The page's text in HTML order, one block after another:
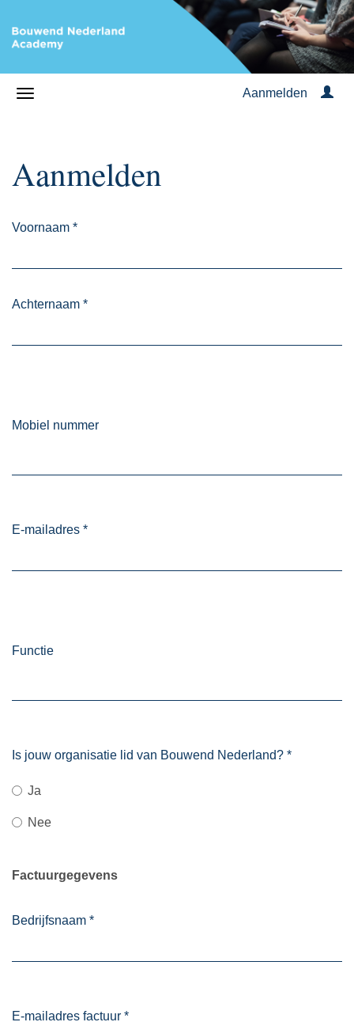
Aanmelden
Aanmelden
Voornaam *
Achternaam *
Mobiel nummer
E-mailadres *
Functie
Is jouw organisatie lid van Bouwend Nederland? *
Ja
Nee
Factuurgegevens
Bedrijfsnaam *
E-mailadres factuur *